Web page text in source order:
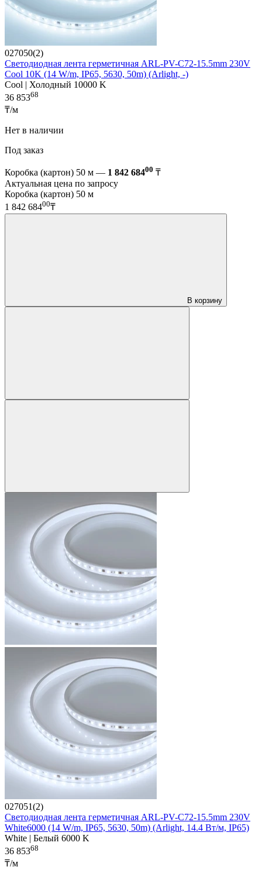
027050(2)
Светодиодная лента герметичная ARL-PV-C72-15.5mm 230V
Cool 10K (14 W/m, IP65, 5630, 50m) (Arlight, -)
Cool | Холодный 10000 K
36 85368
₸/м
Нет в наличии
Под заказ
Коробка (картон) 50 м — 1 842 68400 ₸
Актуальная цена по запросу
Коробка (картон) 50 м
1 842 68400₸
В корзину
027051(2)
Светодиодная лента герметичная ARL-PV-С72-15.5mm 230V
White6000 (14 W/m, IP65, 5630, 50m) (Arlight, 14.4 Вт/м, IP65)
White | Белый 6000 K
36 85368
₸/м